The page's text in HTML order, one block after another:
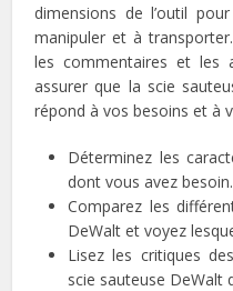
dimensions de l’outil
manipuler et à
les commentaires et les
assurer que la scie
répond à vos besoins et à
Déterminez les
dont vous avez besoin.
Comparez les
DeWalt et voyez
Lisez les critiques
scie sauteuse DeWalt